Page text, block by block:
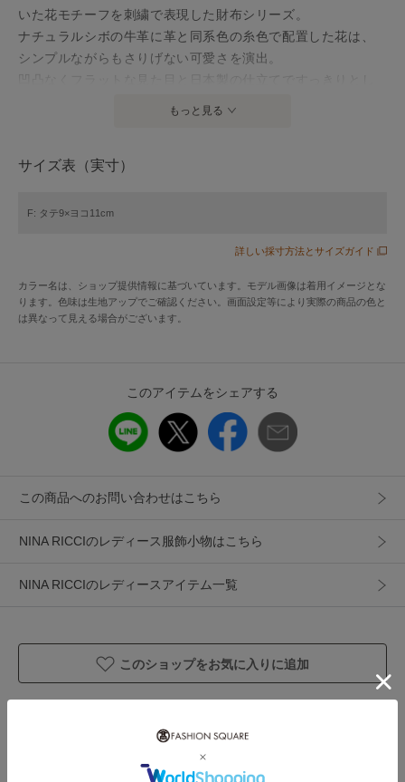
いた花モチーフを刺繍で表現した財布シリーズ。
ナチュラルシボの牛革に革と同系色の糸色で配置した花は、
シンプルながらもさりげない可愛さを演出。
配送料
送料無料
（税込5,000円以上ご購入で送料無料）
財布・コインケース・マネークリップ
製造国 詳細は下記よりお問い合わせください
もっと見る
サイズ表（実寸）
F: タテ9×ヨコ11cm
詳しい採寸方法とサイズガイド
カラー名は、ショップ提供情報に基づいています。モデル画像は着用イメージとな
ります。色味は生地アップでご確認ください。画面設定等により実際の商品の色と
は異なって見える場合がございます。
このアイテムをシェアする
この商品へのお問い合わせはこちら
NINA RICCIのレディース服飾小物はこちら
NINA RICCIのレディースアイテム一覧
このショップをお気に入りに追加